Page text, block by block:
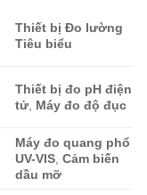
Thiết bị Đo lường
Tiêu biểu
Thiết bị đo pH điện
tử Máy đo độ đục
Máy đo quang phổ
UV-VIS ,Cảm biến
dầu mỡ